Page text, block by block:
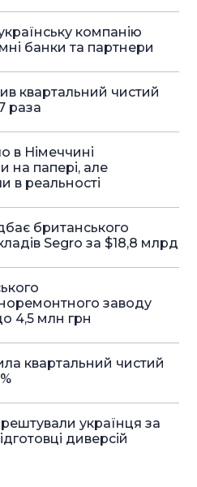
компанію
банки та партнери
квартальний чистий
раза
в Німеччині
на папері, але
в реальності
британського
Segro за $18,8 млрд
заводу
4,5 млн грн
квартальний чистий
українця за
диверсій